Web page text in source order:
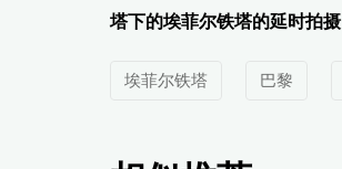
塔下的埃菲尔铁塔的延时拍摄
埃菲尔铁塔 巴黎